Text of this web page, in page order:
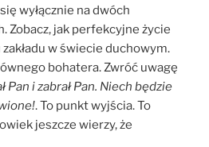
wyłącznie na dwóch
Zobacz, jak perfekcyjne życie
w świecie duchowym.
bohatera. Zwróć uwagę
Pan i zabrał Pan. Niech będzie
. To punkt wyjścia. To
jeszcze wierzy, że